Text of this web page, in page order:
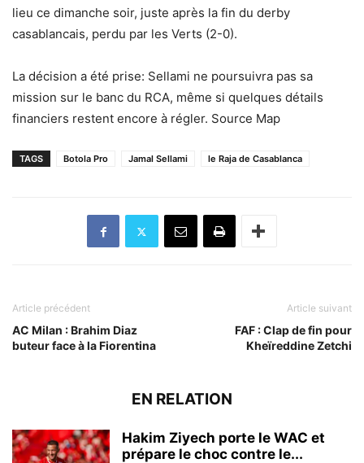
lieu ce dimanche soir, juste après la fin du derby
casablancais, perdu par les Verts (2-0).
La décision a été prise: Sellami ne poursuivra pas sa
mission sur le banc du RCA, même si quelques détails
financiers restent encore à régler. Source Map
TAGS Botola Pro Jamal Sellami le Raja de Casablanca
Article précédent
AC Milan : Brahim Diaz
buteur face à la Fiorentina
Article suivant
FAF : Clap de fin pour
Kheïreddine Zetchi
EN RELATION
Hakim Ziyech porte le WAC et
prépare le choc contre le...